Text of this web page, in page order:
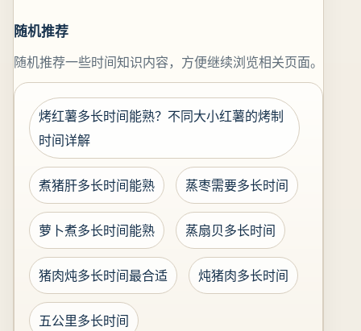
随机推荐
随机推荐一些时间知识内容，方便继续浏览相关页面。
烤红薯多长时间能熟？不同大小红薯的烤制
时间详解
煮猪肝多长时间能熟 蒸枣需要多长时间
萝卜煮多长时间能熟 蒸扇贝多长时间
猪肉炖多长时间最合适 炖猪肉多长时间
五公里多长时间